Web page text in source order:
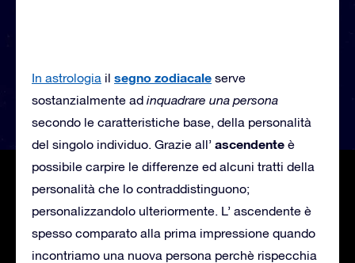
In astrologia il segno zodiacale serve
sostanzialmente ad inquadrare una persona
secondo le caratteristiche base, della personalità
del singolo individuo. Grazie all’ ascendente è
possibile carpire le differenze ed alcuni tratti della
personalità che lo contraddistinguono;
personalizzandolo ulteriormente. L’ ascendente è
spesso comparato alla prima impressione quando
incontriamo una nuova persona perchè rispecchia